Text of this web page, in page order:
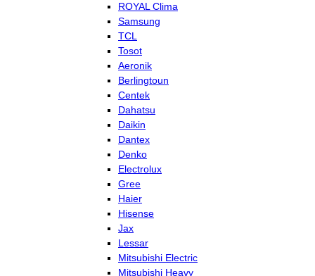
ROYAL Clima
Samsung
TCL
Tosot
Aeronik
Berlingtoun
Centek
Dahatsu
Daikin
Dantex
Denko
Electrolux
Gree
Haier
Hisense
Jax
Lessar
Mitsubishi Electric
Mitsubishi Heavy